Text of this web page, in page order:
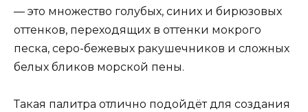
— это множество голубых, синих и бирюзовых
оттенков, переходящих в оттенки мокрого
песка, серо-бежевых ракушечников и сложных
белых бликов морской пены.
Такая палитра отлично подойдёт для создания